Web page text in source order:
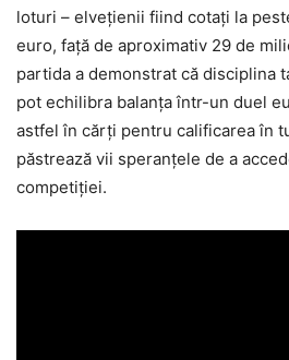
loturi – elvețienii fiind cotați la
euro, față de aproximativ 29 de
partida a demonstrat că disciplina
pot echilibra balanța într-un duel
astfel în cărți pentru calificarea în
păstrează vii speranțele de a
competiției.